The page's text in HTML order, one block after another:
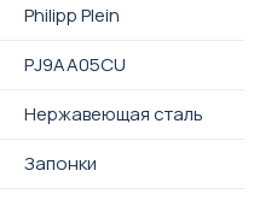
Philipp Plein
PJ9AA05CU
Нержавеющая сталь
Запонки